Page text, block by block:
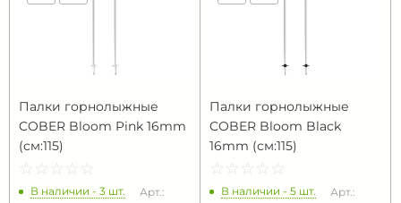
Палки горнолыжные
COBER Bloom Pink 16mm
(см:115)
☆ ☆ ☆ ☆ ☆
★ ★ ★ ★ ★
В наличии - 3 шт. Арт.:
Палки горнолыжные
COBER Bloom Black
16mm (см:115)
☆ ☆ ☆ ☆ ☆
★ ★ ★ ★ ★
В наличии - 5 шт. Арт.: